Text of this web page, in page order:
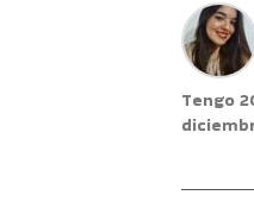
Tengo